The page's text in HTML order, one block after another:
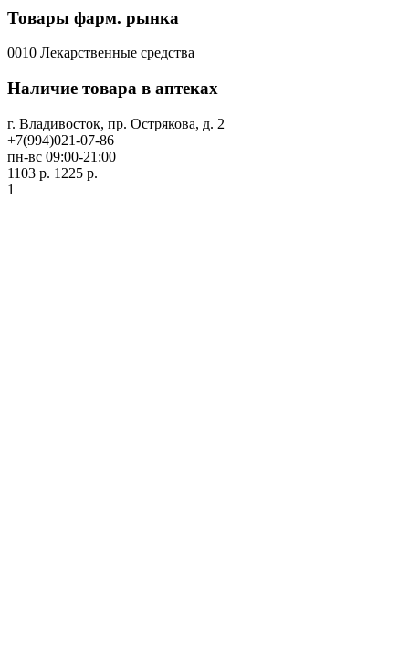
Товары фарм. рынка
0010 Лекарственные средства
Наличие товара в аптеках
г. Владивосток, пр. Острякова, д. 2
+7(994)021-07-86
пн-вс 09:00-21:00
1103 р. 1225 р.
1